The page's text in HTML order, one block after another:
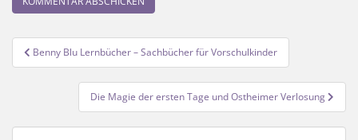
Beitragsnavigation
Benny Blu Lernbücher – Sachbücher für Vorschulkinder
Die Magie der ersten Tage und Ostheimer Verlosung